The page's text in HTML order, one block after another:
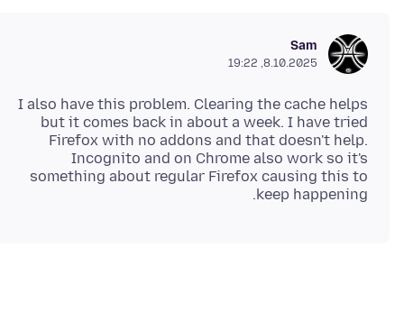
Sam
8.10.2025, 19:22
I also have this problem. Clearing the cache helps
but it comes back in about a week. I have tried
Firefox with no addons and that doesn't help.
Incognito and on Chrome also work so it's
something about regular Firefox causing this to
keep happening.